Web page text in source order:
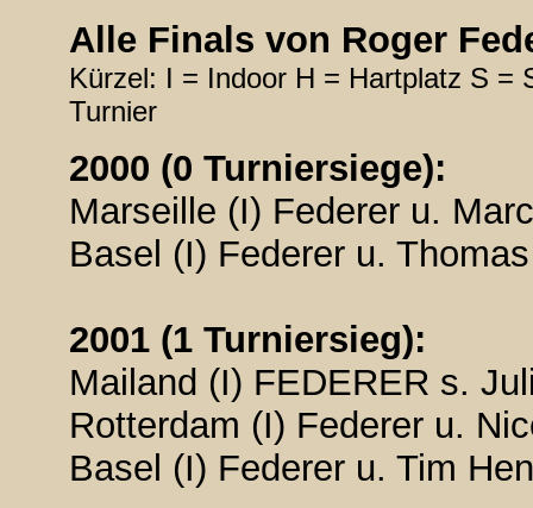
Alle Finals von Roger
Kürzel: I = Indoor H = Hartplatz S =
Turnier
2000 (0 Turniersiege):
Marseille (I) Federer u.
Basel (I) Federer u.
2001 (1 Turniersieg):
Mailand (I) FEDERER s.
Rotterdam (I) Federer u.
Basel (I) Federer u. Tim